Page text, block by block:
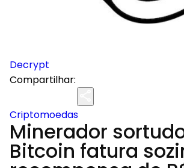
Decrypt
Compartilhar:
Criptomoedas
Minerador
Bitcoin fatura